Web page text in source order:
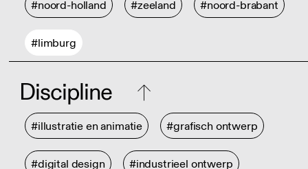
#noord-holland #zeeland #noord-brabant
#limburg
Discipline
#illustratie en animatie #grafisch ontwerp
#digital design #industrieel ontwerp